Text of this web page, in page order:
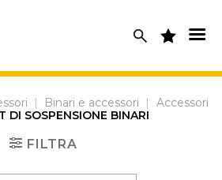
| Binari e accessori |
Accessori
DI SOSPENSIONE BINARI
FILTRA